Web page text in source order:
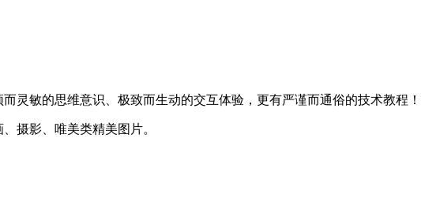
灵敏的思维意识、极致而生动的交互体验，更有严谨而通俗的技术教程！
摄影、唯美类精美图片。